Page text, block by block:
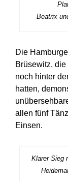
Beatrix
Die
Brüsewitz,
noch hinter
hatten,
allen fünf
Einsen.
Klarer Sieg